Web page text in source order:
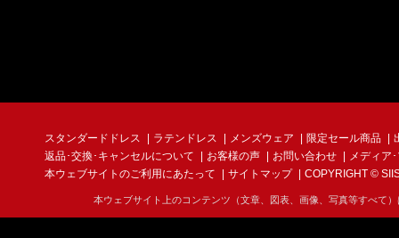
スタンダードドレス ラテンドレス メンズウェア 限定セール商品
返品･交換･キャンセルについて
お客様の声 お問い合わせ
メディア
本ウェブサイトのご利用にあたって
サイトマップ COPYRIGHT ©
本ウェブサイト上のコンテンツ（文章、図表、画像、写真等すべて